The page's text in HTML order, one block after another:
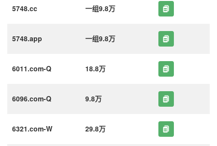
5748.cc 一组9.8万
5748.app 一组9.8万
6011.com-Q 18.8万
6096.com-Q 9.8万
6321.com-W 29.8万